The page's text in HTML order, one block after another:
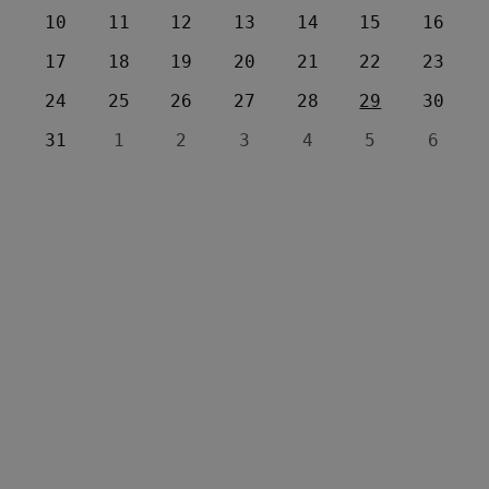
10
11 12 13 14 15
16
17
18 19 20 21 22
23
24
25 26 27 28 29
30
31
1 2 3 4 5 6